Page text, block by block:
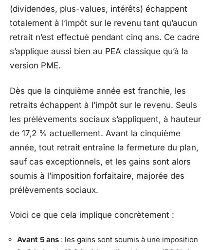
(dividendes, plus-values, intérêts) échappent
totalement à l’impôt sur le revenu tant qu’aucun
retrait n’est effectué pendant cinq ans. Ce cadre
s’applique aussi bien au PEA classique qu’à la
version PME.
Dès que la cinquième année est franchie, les
retraits échappent à l’impôt sur le revenu. Seuls
les prélèvements sociaux s’appliquent, à hauteur
de 17,2 % actuellement. Avant la cinquième
année, tout retrait entraîne la fermeture du plan,
sauf cas exceptionnels, et les gains sont alors
soumis à l’imposition forfaitaire, majorée des
prélèvements sociaux.
Voici ce que cela implique concrètement :
Avant 5 ans : les gains sont soumis à une imposition